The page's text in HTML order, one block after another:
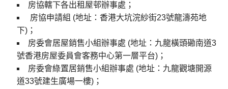
房協轄下各出租屋邨辦事處；
房協申請組 (地址：香港大坑浣紗街23號龍濤苑地
下)；
房委會居屋銷售小組辦事處 (地址：九龍橫頭磡南道3
號香港房屋委員會客務中心第一層平台)；
房委會綠置居銷售小組辦事處 (地址：九龍觀塘開源
道33號建生廣場一樓)；